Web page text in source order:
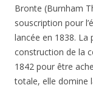
Bronte (Burnham
souscription pour
lancée en 1838. La
construction de la
1842 pour être
totale, elle domine